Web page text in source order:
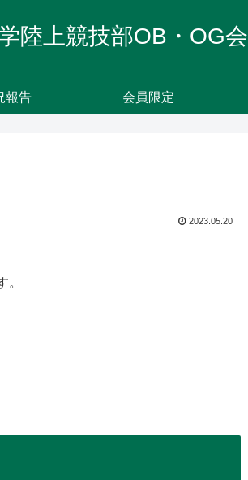
陸上競技部OB・OG会
報告 会員限定
2023.05.20